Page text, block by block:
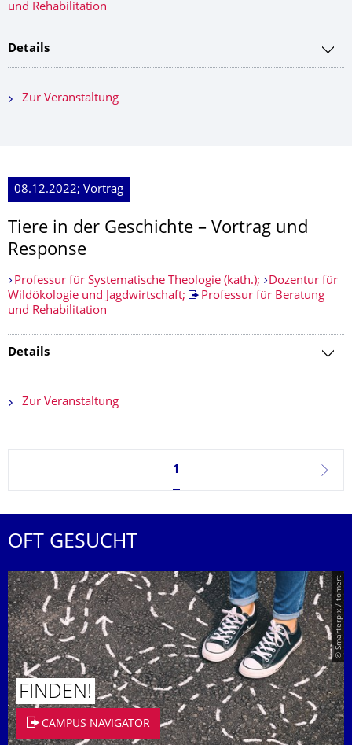
und Rehabilitation
Details
Zur Veranstaltung
08.12.2022; Vortrag
Tiere in der Geschichte – Vortrag und
Response
Professur für Systematische Theologie (kath.);
Dozentur für
Wildökologie und Jagdwirtschaft;
Professur für Beratung
und Rehabilitation
Details
Zur Veranstaltung
Seite 1, aktuell ausgewählt
1
weiter
OFT GESUCHT
© Smarterpix / tomert
FINDEN!
CAMPUS NAVIGATOR